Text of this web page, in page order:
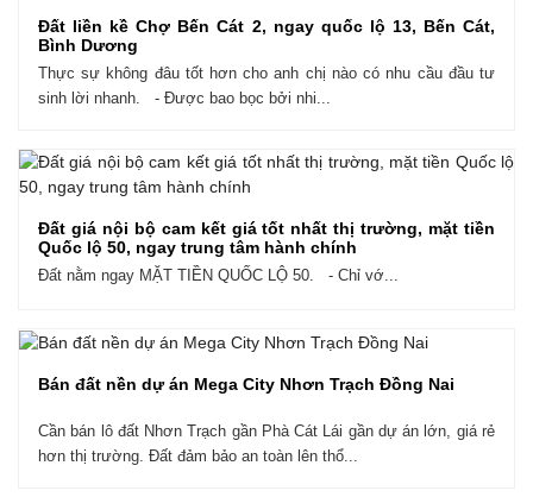
Đất liền kề Chợ Bến Cát 2, ngay quốc lộ 13, Bến Cát,
Bình Dương
Thực sự không đâu tốt hơn cho anh chị nào có nhu cầu đầu tư
sinh lời nhanh. - Được bao bọc bởi nhi...
Đất giá nội bộ cam kết giá tốt nhất thị trường, mặt tiền
Quốc lộ 50, ngay trung tâm hành chính
Đất nằm ngay MẶT TIỀN QUỐC LỘ 50. - Chỉ vớ...
Bán đất nền dự án Mega City Nhơn Trạch Đồng Nai
Cần bán lô đất Nhơn Trạch gần Phà Cát Lái gần dự án lớn, giá rẻ
hơn thị trường. Đất đảm bảo an toàn lên thổ...